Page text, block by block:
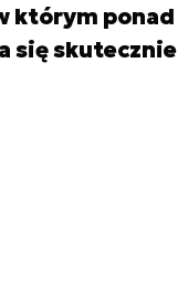
którym ponad
się skutecznie